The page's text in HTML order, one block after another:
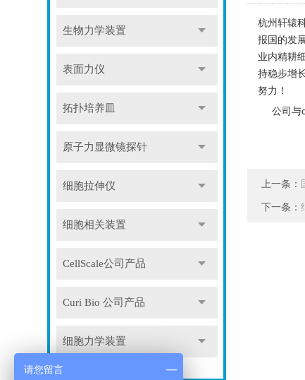
生物力学装置
表面力仪
拓扑培养皿
原子力显微镜探针
细胞拉伸仪
细胞相关装置
CellScale公司产品
Curi Bio 公司产品
细胞力学装置
杭州轩辕
报国的发
业内精耕
持稳步增
努力！
公司与
上一条：
下一条：
请您留言